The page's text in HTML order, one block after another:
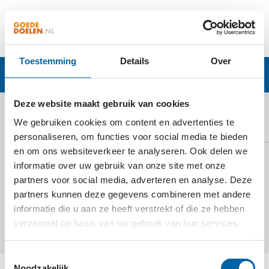
Toestemming Details Over
Deze website maakt gebruik van cookies
We gebruiken cookies om content en advertenties te
personaliseren, om functies voor social media te bieden
en om ons websiteverkeer te analyseren. Ook delen we
informatie over uw gebruik van onze site met onze
partners voor social media, adverteren en analyse. Deze
partners kunnen deze gegevens combineren met andere
informatie die u aan ze heeft verstrekt of die ze hebben
verzameld op basis van uw gebruik van hun services.
Inschrijving-Succesvol
INSCHRIJVING SUCCESVOL
Bedankt, uw inschrijving voor de nieuwsbrief is
gelukt. U ontvangt de eerstvolgende
nieuwsbrief op het opgegeven e-mailadres.